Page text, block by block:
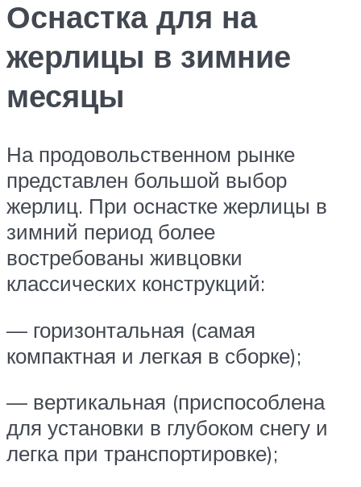
Оснастка для на
жерлицы в зимние
месяцы
На продовольственном рынке
представлен большой выбор
жерлиц. При оснастке жерлицы в
зимний период более
востребованы живцовки
классических конструкций:
— горизонтальная (самая
компактная и легкая в сборке);
— вертикальная (приспособлена
для установки в глубоком снегу и
легка при транспортировке);